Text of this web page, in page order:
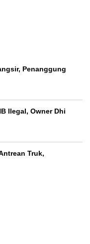
Penanggung
Ilegal, Owner Dhi
Truk,